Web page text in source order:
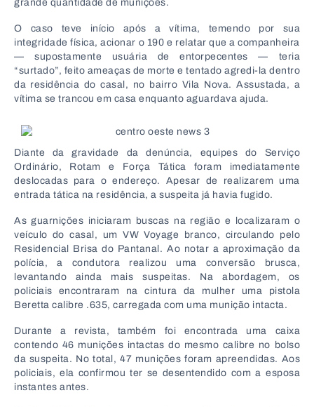
grande quantidade de munições.
O caso teve início após a vítima, temendo por sua
integridade física, acionar o 190 e relatar que a companheira
— supostamente usuária de entorpecentes — teria
“surtado”, feito ameaças de morte e tentado agredi-la dentro
da residência do casal, no bairro Vila Nova. Assustada, a
vítima se trancou em casa enquanto aguardava ajuda.
Diante da gravidade da denúncia, equipes do Serviço
Ordinário, Rotam e Força Tática foram imediatamente
deslocadas para o endereço. Apesar de realizarem uma
entrada tática na residência, a suspeita já havia fugido.
As guarnições iniciaram buscas na região e localizaram o
veículo do casal, um VW Voyage branco, circulando pelo
Residencial Brisa do Pantanal. Ao notar a aproximação da
polícia, a condutora realizou uma conversão brusca,
levantando ainda mais suspeitas. Na abordagem, os
policiais encontraram na cintura da mulher uma pistola
Beretta calibre .635, carregada com uma munição intacta.
Durante a revista, também foi encontrada uma caixa
contendo 46 munições intactas do mesmo calibre no bolso
da suspeita. No total, 47 munições foram apreendidas. Aos
policiais, ela confirmou ter se desentendido com a esposa
instantes antes.